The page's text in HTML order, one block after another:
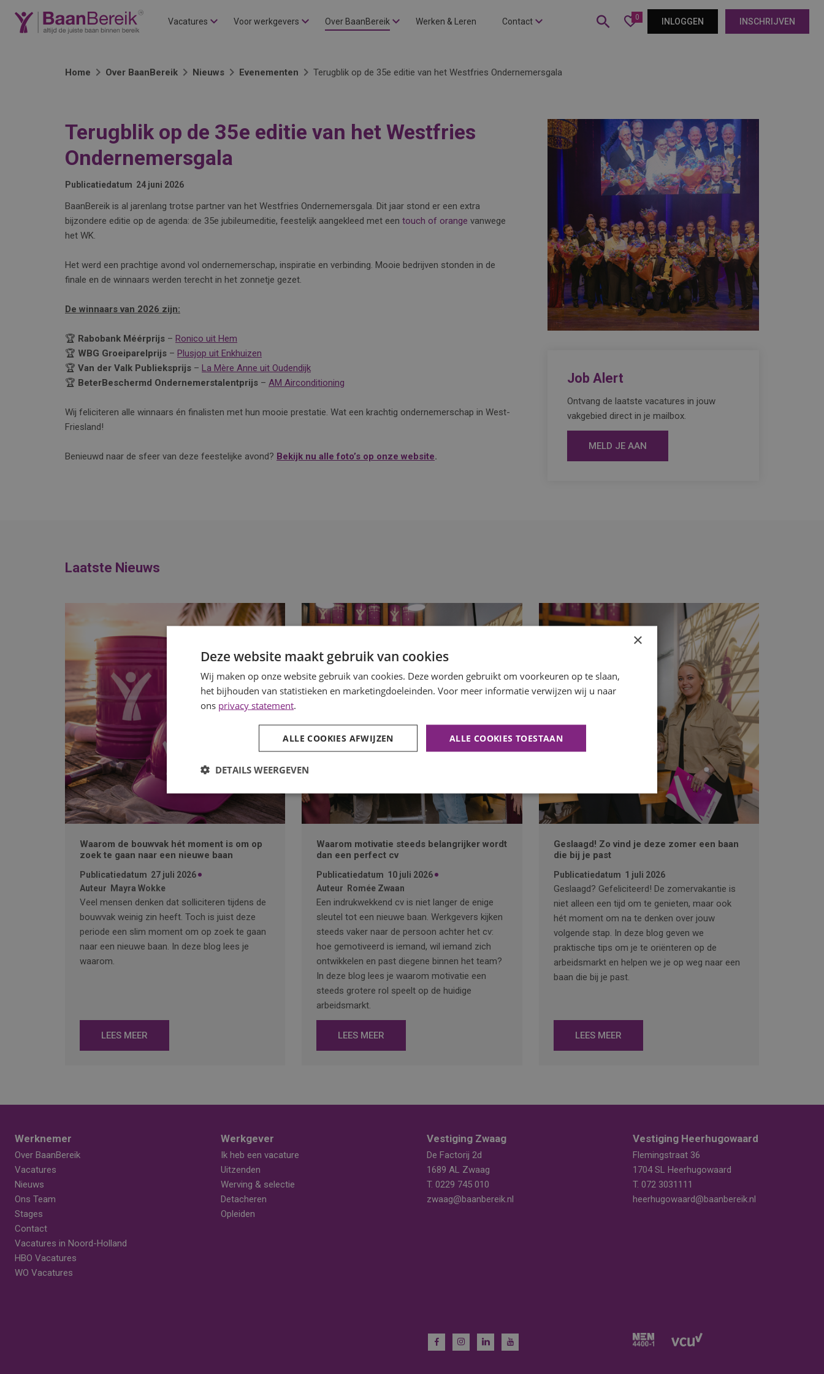
Vacatures Voor werkgevers Over BaanBereik Werken & Leren Contact 0 INLOGGEN INSCHRIJVEN
Home Over BaanBereik Nieuws Evenementen Terugblik op de 35e editie van het Westfries Ondernemersgala
Terugblik op de 35e editie van het Westfries
Ondernemersgala
Publicatiedatum 24 juni 2026
BaanBereik is al jarenlang trotse partner van het Westfries Ondernemersgala. Dit jaar stond er een extra
bijzondere editie op de agenda: de 35e jubileumeditie, feestelijk aangekleed met een touch of orange vanwege
het WK.
Het werd een prachtige avond vol ondernemerschap, inspiratie en verbinding. Mooie bedrijven stonden in de
finale en de winnaars werden terecht in het zonnetje gezet.
De winnaars van 2026 zijn:
🏆 Rabobank Méérprijs – Ronico uit Hem
🏆 WBG Groeiparelprijs – Plusjop uit Enkhuizen
🏆 Van der Valk Publieksprijs – La Mère Anne uit Oudendijk
🏆 BeterBeschermd Ondernemerstalentprijs – AM Airconditioning
Wij feliciteren alle winnaars én finalisten met hun mooie prestatie. Wat een krachtig ondernemerschap in West-
Friesland!
Benieuwd naar de sfeer van deze feestelijke avond? Bekijk nu alle foto’s op onze website.
Job Alert
Ontvang de laatste vacatures in jouw
vakgebied direct in je mailbox.
MELD JE AAN
Laatste Nieuws
Waarom de bouwvak hét moment is om op
zoek te gaan naar een nieuwe baan
Publicatiedatum 27 juli 2026
Auteur
Mayra Wokke
Veel mensen denken dat solliciteren tijdens de
bouwvak weinig zin heeft. Toch is juist deze
periode een slim moment om op zoek te gaan
naar een nieuwe baan. In deze blog lees je
waarom.
LEES MEER
Waarom motivatie steeds belangrijker wordt
dan een perfect cv
Publicatiedatum 10 juli 2026
Auteur
Romée Zwaan
Een indrukwekkend cv is niet langer de enige
sleutel tot een nieuwe baan. Werkgevers kijken
steeds vaker naar de persoon achter het cv:
hoe gemotiveerd is iemand, wil iemand zich
ontwikkelen en past diegene binnen het team?
In deze blog lees je waarom motivatie een
steeds grotere rol speelt op de huidige
arbeidsmarkt.
LEES MEER
Geslaagd! Zo vind je deze zomer een baan
die bij je past
Publicatiedatum 1 juli 2026
Geslaagd? Gefeliciteerd! De zomervakantie is
niet alleen een tijd om te genieten, maar ook
hét moment om na te denken over jouw
volgende stap. In deze blog geven we
praktische tips om je te oriënteren op de
arbeidsmarkt en helpen we je op weg naar een
baan die bij je past.
LEES MEER
Werknemer
Over BaanBereik
Vacatures
Nieuws
Ons Team
Stages
Contact
Vacatures in Noord-Holland
HBO Vacatures
WO Vacatures
Werkgever
Ik heb een vacature
Uitzenden
Werving & selectie
Detacheren
Opleiden
Vestiging Zwaag
De Factorij 2d
1689 AL Zwaag
T. 0229 745 010
zwaag@baanbereik.nl
Vestiging Heerhugowaard
Flemingstraat 36
1704 SL Heerhugowaard
T. 072 3031111
heerhugowaard@baanbereik.nl
×
Deze website maakt gebruik van cookies
Wij maken op onze website gebruik van cookies. Deze worden gebruikt om voorkeuren op te slaan,
het bijhouden van statistieken en marketingdoeleinden. Voor meer informatie verwijzen wij u naar
ons privacy statement.
ALLE COOKIES TOESTAAN
ALLE COOKIES AFWIJZEN
DETAILS WEERGEVEN